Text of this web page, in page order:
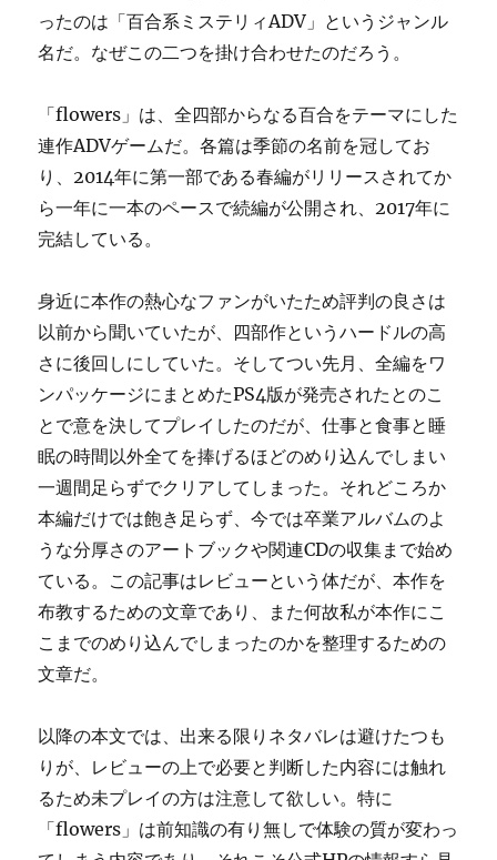
ト
ラ
ン
ン
グ
と
蓮
沼
つ
い
て
に
ったのは「百合系ミステリィADV」というジャンル
名だ。なぜこの二つを掛け合わせたのだろう。
「flowers」は、全四部からなる百合をテーマにした
連作ADVゲームだ。各篇は季節の名前を冠してお
り、2014年に第一部である春編がリリースされてか
ら一年に一本のペースで続編が公開され、2017年に
完結している。
身近に本作の熱心なファンがいたため評判の良さは
以前から聞いていたが、四部作というハードルの高
さに後回しにしていた。そしてつい先月、全編をワ
ンパッケージにまとめたPS4版が発売されたとのこ
とで意を決してプレイしたのだが、仕事と食事と睡
眠の時間以外全てを捧げるほどのめり込んでしまい
一週間足らずでクリアしてしまった。それどころか
本編だけでは飽き足らず、今では卒業アルバムのよ
うな分厚さのアートブックや関連CDの収集まで始め
ている。この記事はレビューという体だが、本作を
布教するための文章であり、また何故私が本作にこ
こまでのめり込んでしまったのかを整理するための
文章だ。
以降の本文では、出来る限りネタバレは避けたつも
りが、レビューの上で必要と判断した内容には触れ
るため未プレイの方は注意して欲しい。特に
「flowers」は前知識の有り無しで体験の質が変わっ